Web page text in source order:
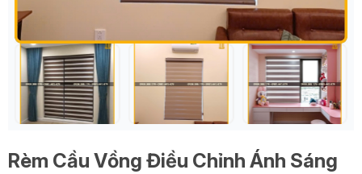
Rèm Cầu Vồng Điều Chỉnh Ánh Sáng